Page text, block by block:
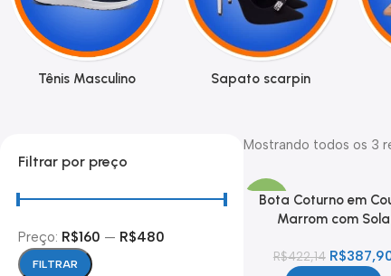
Tênis Masculino Sapato scarpin
Filtrar por preço
FILTRAR
Preço: R$160 — R$480
Mostrando todos os 3
- 8%
Bota Coturno em
Marrom com Sola
R$422,14 R$